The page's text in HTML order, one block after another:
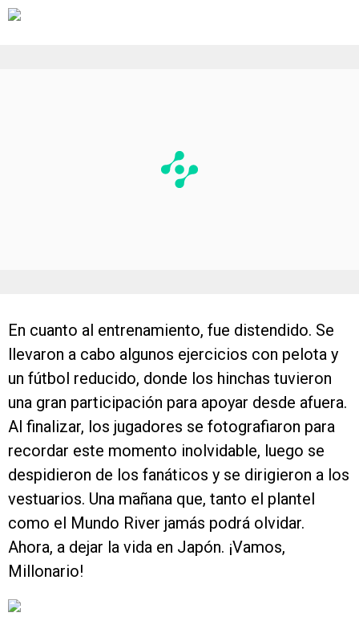
En cuanto al entrenamiento, fue distendido. Se
llevaron a cabo algunos ejercicios con pelota y
un fútbol reducido, donde los hinchas tuvieron
una gran participación para apoyar desde afuera.
Al finalizar, los jugadores se fotografiaron para
recordar este momento inolvidable, luego se
despidieron de los fanáticos y se dirigieron a los
vestuarios. Una mañana que, tanto el plantel
como el Mundo River jamás podrá olvidar.
Ahora, a dejar la vida en Japón. ¡Vamos,
Millonario!